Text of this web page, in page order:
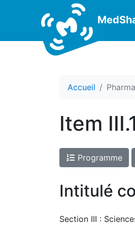
Accueil
Item
Programme
Intitulé
Section III :